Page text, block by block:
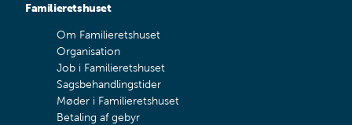
Vejledning: Sådan sender du Digital post til
Familieretshuset
Familieretshuset
Om Familieretshuset
Organisation
Job i Familieretshuset
Sagsbehandlingstider
Møder i Familieretshuset
Betaling af gebyr